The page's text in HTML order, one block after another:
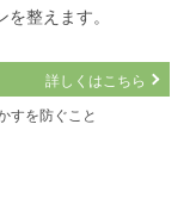
を整えます。
詳しくはこちら
すを防ぐこと